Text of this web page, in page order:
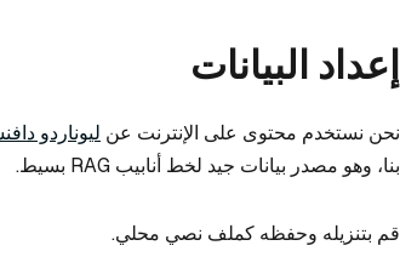
إعداد البيانات
نحن نستخدم محتوى على الإنترنت عن ليوناردو
بنا، وهو مصدر بيانات جيد لخط أنابيب RAG بسيط.
قم بتنزيله وحفظه كملف نصي محلي.